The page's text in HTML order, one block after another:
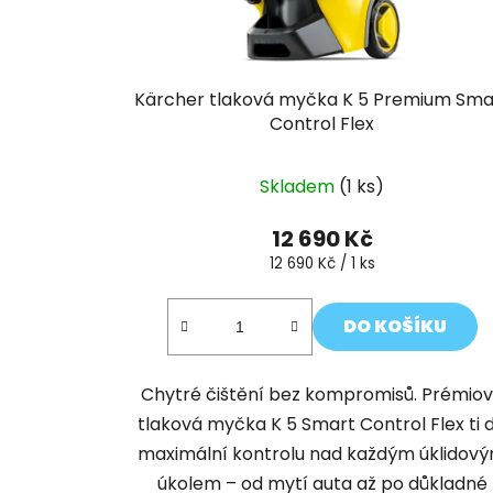
Kärcher tlaková myčka K 5 Premium
Control Flex
Skladem (1 ks)
12 690 Kč
Měrná
12 690 Kč / 1 ks
DO KOŠÍKU
Chytré čištění bez kompromisů.
tlaková myčka K 5 Smart Control Flex ti
maximální kontrolu nad každým
úkolem – od mytí auta až po důkladné